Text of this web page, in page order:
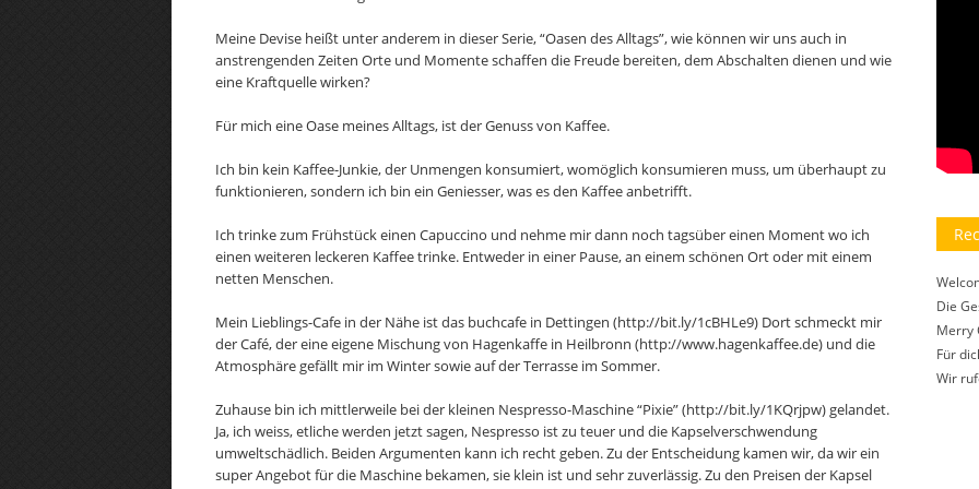
Meine Devise heißt unter anderem in dieser Serie, “Oasen des Alltags”, wie können wir uns auch in
anstrengenden Zeiten Orte und Momente schaffen die Freude bereiten, dem Abschalten dienen und wie
eine Kraftquelle wirken?
Für mich eine Oase meines Alltags, ist der Genuss von Kaffee.
Ich bin kein Kaffee-Junkie, der Unmengen konsumiert, womöglich konsumieren muss, um überhaupt zu
funktionieren, sondern ich bin ein Geniesser, was es den Kaffee anbetrifft.
Ich trinke zum Frühstück einen Capuccino und nehme mir dann noch tagsüber einen Moment wo ich
einen weiteren leckeren Kaffee trinke. Entweder in einer Pause, an einem schönen Ort oder mit einem
netten Menschen.
Mein Lieblings-Cafe in der Nähe ist das buchcafe in Dettingen (http://bit.ly/1cBHLe9) Dort schmeckt mir
der Café, der eine eigene Mischung von Hagenkaffe in Heilbronn (http://www.hagenkaffee.de) und die
Atmosphäre gefällt mir im Winter sowie auf der Terrasse im Sommer.
Zuhause bin ich mittlerweile bei der kleinen Nespresso-Maschine “Pixie” (http://bit.ly/1KQrjpw) gelandet.
Ja, ich weiss, etliche werden jetzt sagen, Nespresso ist zu teuer und die Kapselverschwendung
umweltschädlich. Beiden Argumenten kann ich recht geben. Zu der Entscheidung kamen wir, da wir ein
super Angebot für die Maschine bekamen, sie klein ist und sehr zuverlässig. Zu den Preisen der Kapsel
Die
Merry
Für
Wir